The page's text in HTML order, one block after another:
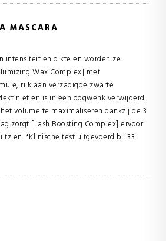
MASCARA
intensiteit en dikte en worden ze
Wax Complex] met
rijk aan verzadigde zwarte
niet en is in een oogwenk verwijderd.
volume te maximaliseren dankzij de 3
zorgt [Lash Boosting Complex] ervoor
*Klinische test uitgevoerd bij 33